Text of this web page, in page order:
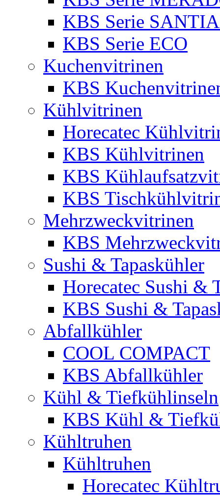
KBS Serie
KBS Serie ECO
Kuchenvitrinen
KBS
Kühlvitrinen
Horecatec
KBS Kühlvitrinen
KBS
KBS
Mehrzweckvitrinen
KBS
Sushi & Tapaskühler
Horecatec Sushi &
KBS Sushi &
Abfallkühler
COOL COMPACT
KBS Abfallkühler
Kühl & Tiefkühlinseln
KBS Kühl &
Kühltruhen
Kühltruhen
Horecatec